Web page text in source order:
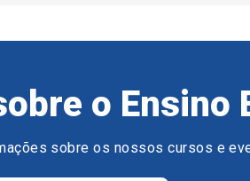
o Ensino
sobre os nossos cursos e